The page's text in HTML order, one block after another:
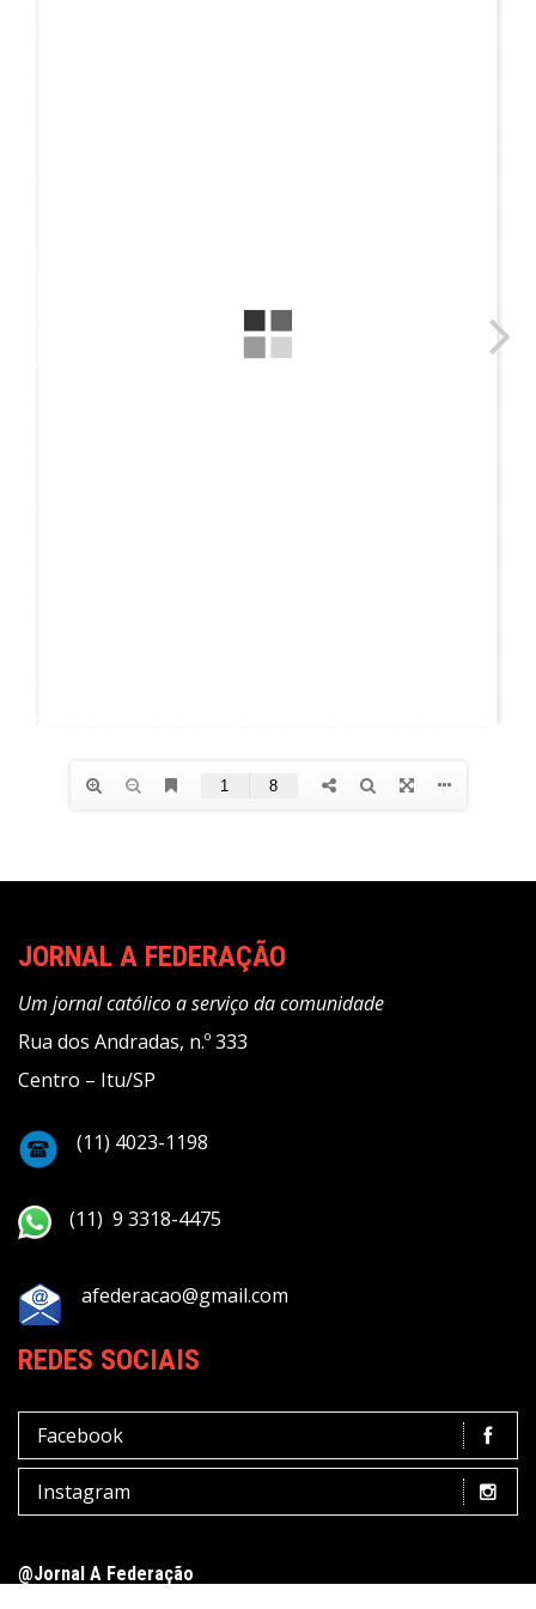
JORNAL A FEDERAÇÃO
Um jornal católico a serviço da comunidade
Rua dos Andradas, n.º 333
Centro – Itu/SP
(11) 4023-1198
(11) 9 3318-4475
afederacao@gmail.com
REDES SOCIAIS
Facebook
Instagram
@Jornal A Federação